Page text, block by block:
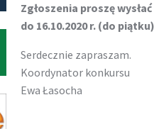
Zgłoszenia proszę
do 16.10.2020 r. (do
Serdecznie zapraszam.
Koordynator konkursu
Ewa Łasocha